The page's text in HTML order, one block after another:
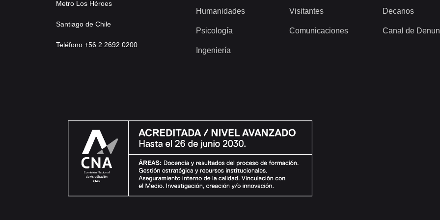
Metro Los Héroes
Santiago de Chile
Teléfono +56 2 2692 0200
Humanidades
Psicología
Ingeniería
Visitantes
Comunicaciones
Decanos
Canal de